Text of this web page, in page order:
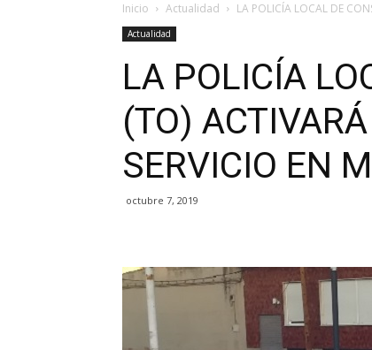
Inicio Actualidad LA POLICÍA LOCAL DE
Actualidad
LA POLICÍA
(TO)
SERVICIO EN
octubre 7, 2019